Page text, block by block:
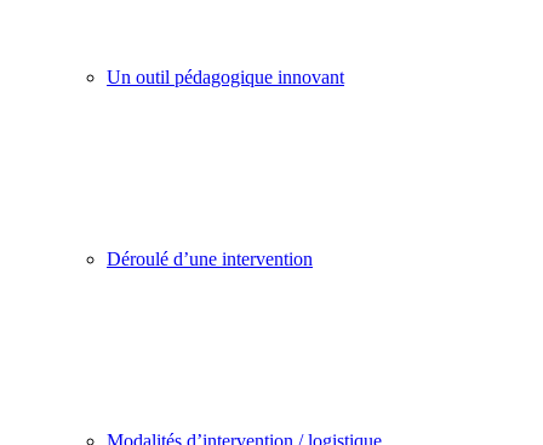
Un outil pédagogique innovant
Déroulé d’une intervention
Modalités d’intervention / logistique